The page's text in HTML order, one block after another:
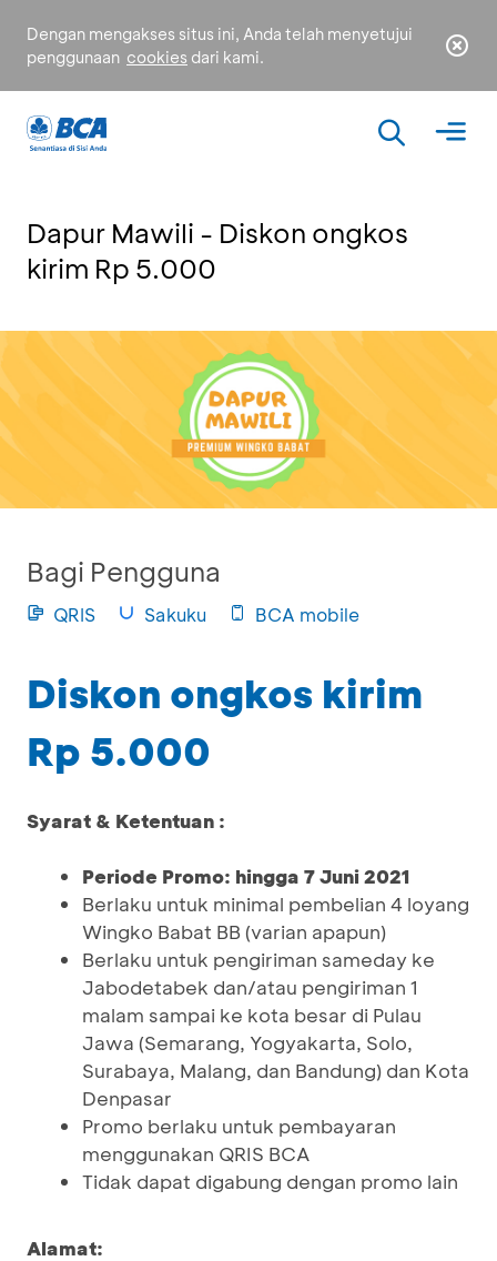
Dengan mengakses situs ini, Anda telah menyetujui
penggunaan cookies dari kami.
Dapur Mawili - Diskon ongkos
kirim Rp 5.000
Bagi Pengguna
QRIS Sakuku BCA mobile
Diskon ongkos kirim
Rp 5.000
Syarat & Ketentuan :
Periode Promo: hingga 7 Juni 2021
Berlaku untuk minimal pembelian 4 loyang
Wingko Babat BB (varian apapun)
Berlaku untuk pengiriman sameday ke
Jabodetabek dan/atau pengiriman 1
malam sampai ke kota besar di Pulau
Jawa (Semarang, Yogyakarta, Solo,
Surabaya, Malang, dan Bandung) dan Kota
Denpasar
Promo berlaku untuk pembayaran
menggunakan QRIS BCA
Tidak dapat digabung dengan promo lain
Alamat: